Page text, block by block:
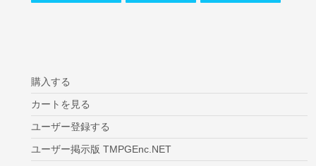
購入する
カートを見る
ユーザー登録する
ユーザー掲示版 TMPGEnc.NET